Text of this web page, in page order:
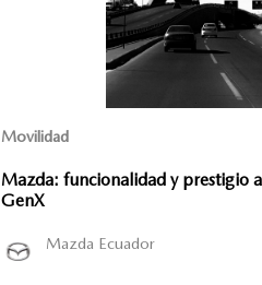
Movilidad
Mazda: funcionalidad y prestigio
GenX
Mazda Ecuador